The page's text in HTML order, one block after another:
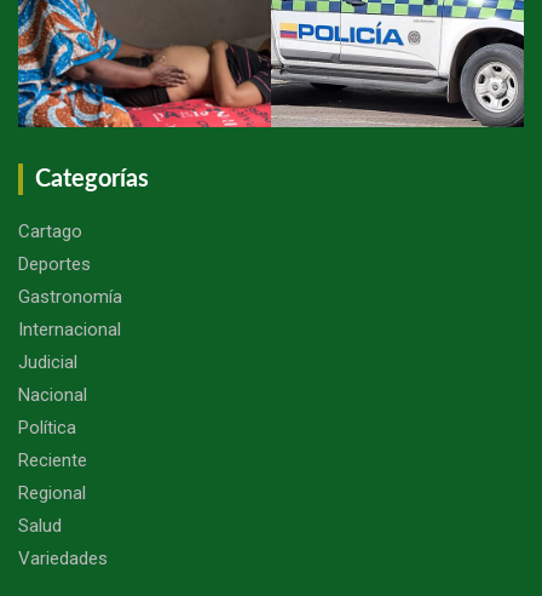
Categorías
Cartago
Deportes
Gastronomía
Internacional
Judicial
Nacional
Política
Reciente
Regional
Salud
Variedades